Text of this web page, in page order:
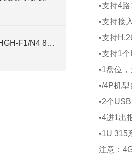
海康威视DS-7108HGH-F1/N4 8路单盘位同轴硬盘录像机
•支持4
•支持接
•支持
•支持1
•1盘位
•/4P机
•2个
•4进1出
•1U 315
注意：